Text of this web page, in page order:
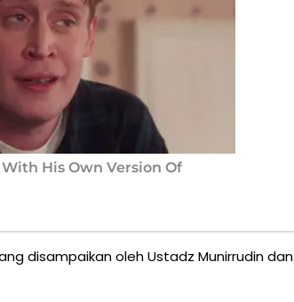
disampaikan oleh Ustadz Munirrudin dan